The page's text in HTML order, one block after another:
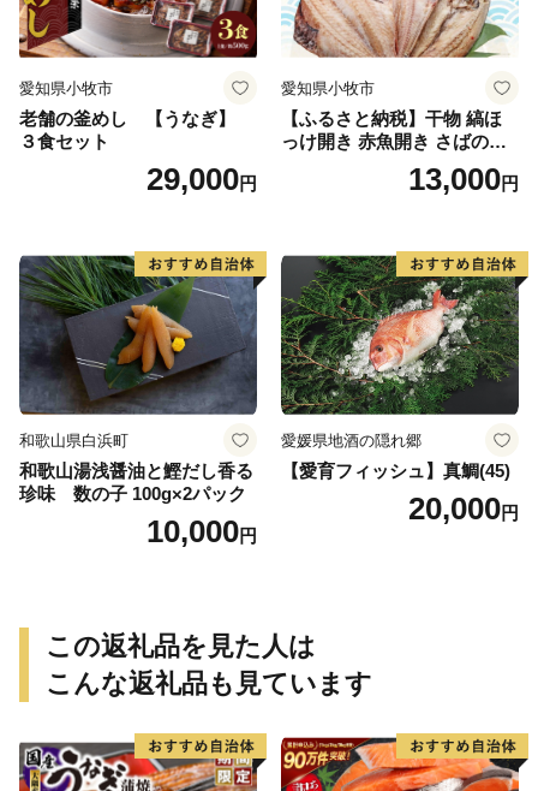
愛知県小牧市
老舗の釜めし 【うなぎ】
３食セット
29,000円
愛知県小牧市
【ふるさと納税】干物 縞ほ
っけ開き 赤魚開き さばの開
き 魚醤干し 3種 セット 詰め
合わせ 魚 おかず 肉厚 おいし
取り寄せグルメ 魚醤 ナンプ
ラー 愛知県 小牧市 冷凍 送料
無料
13,000円
和歌山県白浜町
和歌山湯浅醤油と鰹だし香る
珍味 数の子 100g×2パック
10,000円
愛媛県地酒の隠れ郷
【愛育フィッシュ】真鯛(45)
20,000円
この返礼品を見た人は
こんな返礼品も見ています